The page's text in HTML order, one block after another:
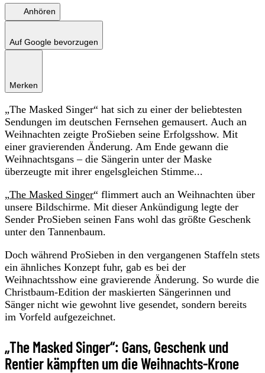
Anhören
Auf Google bevorzugen
Merken
„The Masked Singer“ hat sich zu einer der beliebtesten
Sendungen im deutschen Fernsehen gemausert. Auch an
Weihnachten zeigte ProSieben seine Erfolgsshow. Mit
einer gravierenden Änderung. Am Ende gewann die
Weihnachtsgans – die Sängerin unter der Maske
überzeugte mit ihrer engelsgleichen Stimme...
„The Masked Singer“ flimmert auch an Weihnachten über
unsere Bildschirme. Mit dieser Ankündigung legte der
Sender ProSieben seinen Fans wohl das größte Geschenk
unter den Tannenbaum.
Doch während ProSieben in den vergangenen Staffeln stets
ein ähnliches Konzept fuhr, gab es bei der
Weihnachtsshow eine gravierende Änderung. So wurde die
Christbaum-Edition der maskierten Sängerinnen und
Sänger nicht wie gewohnt live gesendet, sondern bereits
im Vorfeld aufgezeichnet.
„The Masked Singer“: Gans, Geschenk und
Rentier kämpften um die Weihnachts-Krone